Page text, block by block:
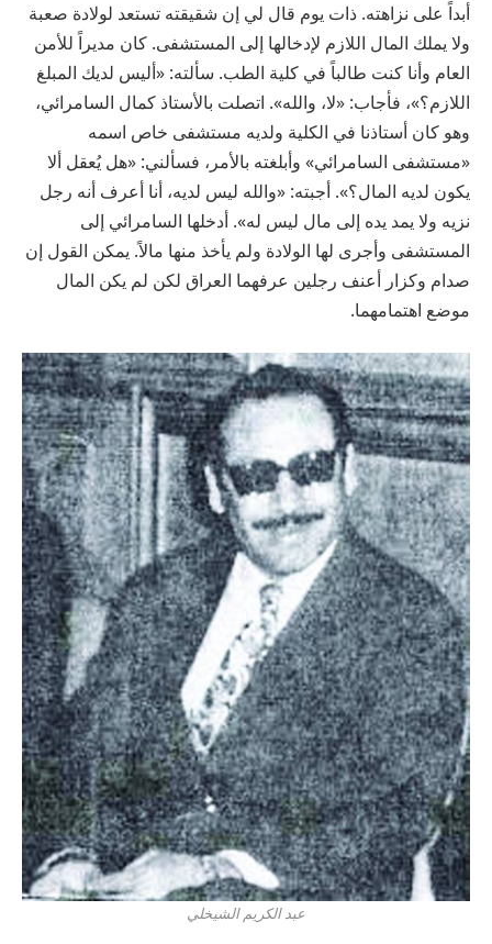
أبداً على نزاهته. ذات يوم قال لي إن شقيقته تستعد لولادة صعبة
ولا يملك المال اللازم لإدخالها إلى المستشفى. كان مديراً للأمن
العام وأنا كنت طالباً في كلية الطب. سألته: «أليس لديك المبلغ
اللازم؟»، فأجاب: «لا، والله». اتصلت بالأستاذ كمال السامرائي،
وهو كان أستاذنا في الكلية ولديه مستشفى خاص اسمه
«مستشفى السامرائي» وأبلغته بالأمر، فسألني: «هل يُعقل ألا
يكون لديه المال؟». أجبته: «والله ليس لديه، أنا أعرف أنه رجل
نزيه ولا يمد يده إلى مال ليس له». أدخلها السامرائي إلى
المستشفى وأجرى لها الولادة ولم يأخذ منها مالاً. يمكن القول إن
صدام وكزار أعنف رجلين عرفهما العراق لكن لم يكن المال
موضع اهتمامهما.
عبد الكريم الشيخلي